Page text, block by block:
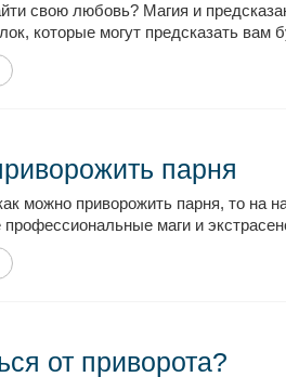
свою любовь? Магия и
которые могут предсказать
парня
можно приворожить парня, то на
профессиональные маги и
от приворота?